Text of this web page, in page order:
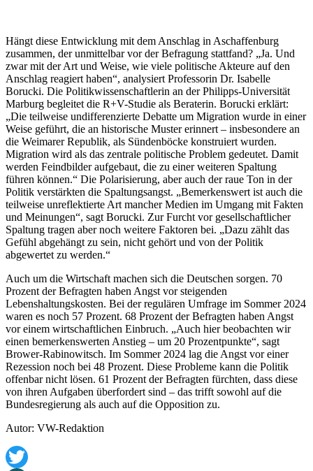
Hängt diese Entwicklung mit dem Anschlag in Aschaffenburg
zusammen, der unmittelbar vor der Befragung stattfand? „Ja. Und
zwar mit der Art und Weise, wie viele politische Akteure auf den
Anschlag reagiert haben“, analysiert Professorin Dr. Isabelle
Borucki. Die Politikwissenschaftlerin an der Philipps-Universität
Marburg begleitet die R+V-Studie als Beraterin. Borucki erklärt:
„Die teilweise undifferenzierte Debatte um Migration wurde in einer
Weise geführt, die an historische Muster erinnert – insbesondere an
die Weimarer Republik, als Sündenböcke konstruiert wurden.
Migration wird als das zentrale politische Problem gedeutet. Damit
werden Feindbilder aufgebaut, die zu einer weiteren Spaltung
führen können.“ Die Polarisierung, aber auch der raue Ton in der
Politik verstärkten die Spaltungsangst. „Bemerkenswert ist auch die
teilweise unreflektierte Art mancher Medien im Umgang mit Fakten
und Meinungen“, sagt Borucki. Zur Furcht vor gesellschaftlicher
Spaltung tragen aber noch weitere Faktoren bei. „Dazu zählt das
Gefühl abgehängt zu sein, nicht gehört und von der Politik
abgewertet zu werden.“
Auch um die Wirtschaft machen sich die Deutschen sorgen. 70
Prozent der Befragten haben Angst vor steigenden
Lebenshaltungskosten. Bei der regulären Umfrage im Sommer 2024
waren es noch 57 Prozent. 68 Prozent der Befragten haben Angst
vor einem wirtschaftlichen Einbruch. „Auch hier beobachten wir
einen bemerkenswerten Anstieg – um 20 Prozentpunkte“, sagt
Brower-Rabinowitsch. Im Sommer 2024 lag die Angst vor einer
Rezession noch bei 48 Prozent. Diese Probleme kann die Politik
offenbar nicht lösen. 61 Prozent der Befragten fürchten, dass diese
von ihren Aufgaben überfordert sind – das trifft sowohl auf die
Bundesregierung als auch auf die Opposition zu.
Autor: VW-Redaktion